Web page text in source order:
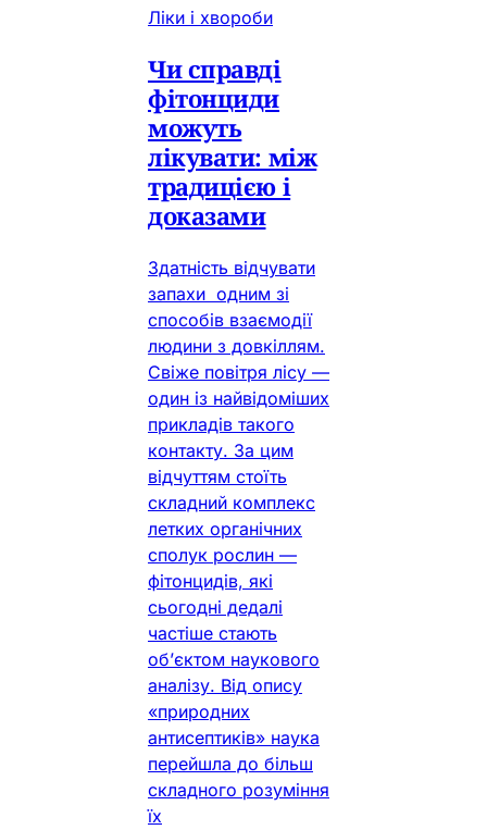
Ліки і хвороби
Чи справді
фітонциди
можуть
лікувати: між
традицією і
доказами
Здатність відчувати
запахи одним зі
способів взаємодії
людини з довкіллям.
Свіже повітря лісу —
один із найвідоміших
прикладів такого
контакту. За цим
відчуттям стоїть
складний комплекс
летких органічних
сполук рослин —
фітонцидів, які
сьогодні дедалі
частіше стають
об’єктом наукового
аналізу. Від опису
«природних
антисептиків» наука
перейшла до більш
складного розуміння
їх